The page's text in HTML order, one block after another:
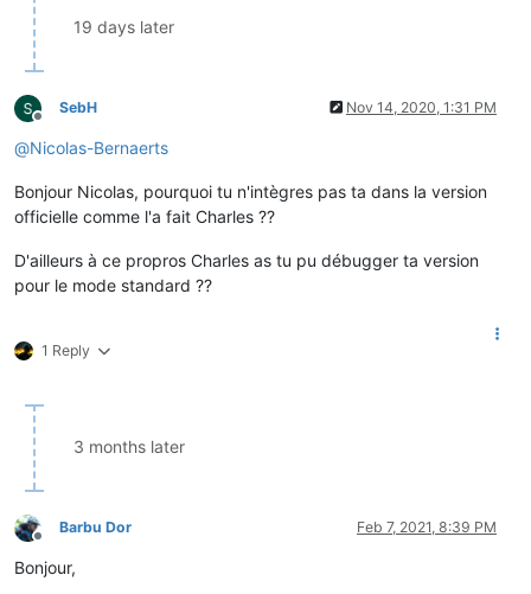
19 days later
Offline
SebH Nov 14, 2020, 1:31 PM
@Nicolas-Bernaerts
Bonjour Nicolas, pourquoi tu n'intègres pas ta dans la version
officielle comme l'a fait Charles ??
D'ailleurs à ce propros Charles as tu pu débugger ta version
pour le mode standard ??
1 Reply
3 months later
Offline
Barbu Dor Feb 7, 2021, 8:39 PM
Bonjour,